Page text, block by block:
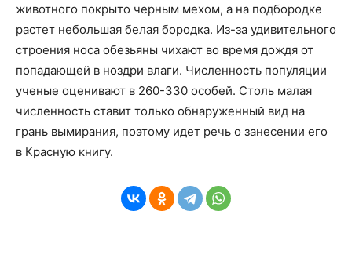
животного покрыто черным мехом, а на подбородке
растет небольшая белая бородка. Из-за удивительного
строения носа обезьяны чихают во время дождя от
попадающей в ноздри влаги. Численность популяции
ученые оценивают в 260-330 особей. Столь малая
численность ставит только обнаруженный вид на
грань вымирания, поэтому идет речь о занесении его
в Красную книгу.